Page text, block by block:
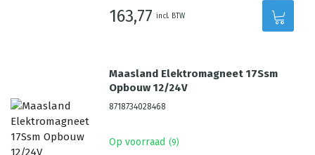
163,77 incl. BTW
Maasland Elektromagneet 17Ssm
Opbouw 12/24V
8718734028468
Op voorraad (9)